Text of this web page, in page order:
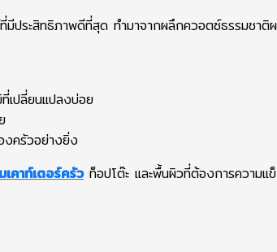
มีประสิทธิภาพดีที่สุด ทำมาจากผลึกควอตซ์ธรรมชาติ
เปลี่ยนแปลงบ่อย
งครัวอย่างยิ่ง
เคาท์เตอร์ครัวท็อปโต๊ะ และพื้นผิวที่ต้องการความแ